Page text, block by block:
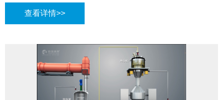
传统展示手段难以直观呈现技术优势，导致市场推广面临认知壁垒。
查看详情>>